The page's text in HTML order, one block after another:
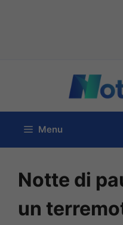
contenuto
Menu
Notte di
un